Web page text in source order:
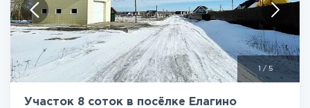
/ 5
Участок 8 соток в посёлке Елагино